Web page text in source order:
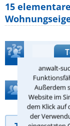
anwalt-
Außerdem
Website im
dem Klick auf
der
15
Hilfe